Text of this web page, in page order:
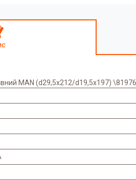
MAN (d29,5x212/d19,5x197)